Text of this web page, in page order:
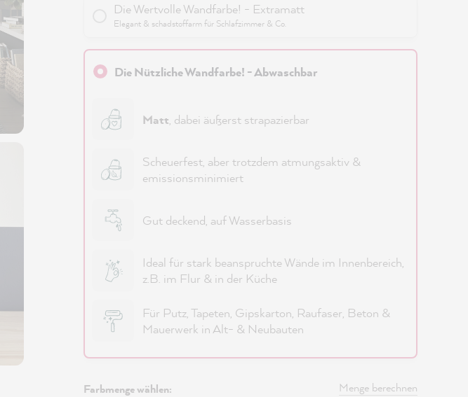
Die Wertvolle Wandfarbe! - Extramatt
Elegant & schadstoffarm für Schlafzimmer & Co.
Die Nützliche Wandfarbe! - Abwaschbar
Matt , dabei äußerst strapazierbar
Scheuerfest, aber trotzdem atmungsaktiv &
emissionsminimiert
Gut deckend, auf Wasserbasis
Ideal für stark beanspruchte Wände im Innenbereich,
z.B. im Flur & in der Küche
Für Putz, Tapeten, Gipskarton, Raufaser, Beton &
Mauerwerk in Alt- & Neubauten
Farbmenge wählen: Menge berechnen